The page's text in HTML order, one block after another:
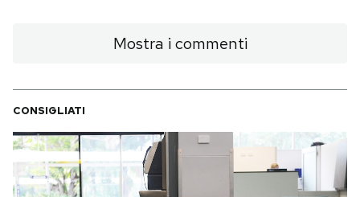
Mostra i commenti
CONSIGLIATI